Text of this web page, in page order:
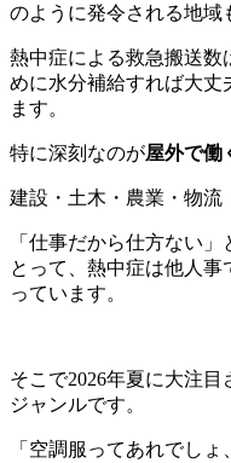
のように発令される地域
熱中症による救急搬送数
めに水分補給すれば大丈
ます。
特に深刻なのが屋外で働
建設・土木・農業・物
「仕事だから仕方ない
とって、熱中症は他人事
っています。
そこで2026年夏に大注目
ジャンルです。
「空調服ってあれでし